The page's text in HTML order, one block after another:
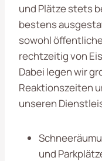
und Plätze stets
bestens
sowohl
rechtzeitig von
Dabei legen wir
Reaktionszeiten
unseren
und